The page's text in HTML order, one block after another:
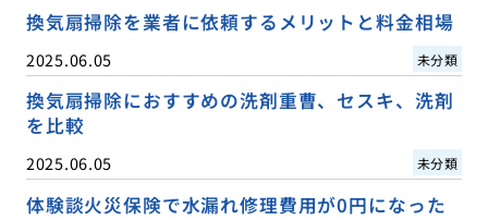
換気扇掃除を業者に依頼するメリットと料金相場
2025.06.05 未分類
換気扇掃除におすすめの洗剤重曹、セスキ、洗剤
を比較
2025.06.05 未分類
体験談火災保険で水漏れ修理費用が0円になった